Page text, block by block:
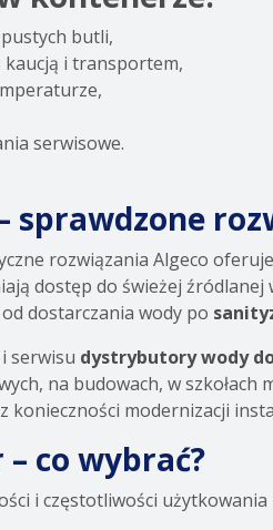
butli,
i transportem,
serwisowe.
sprawdzone
rozwiązania Algeco
dostęp do świeżej
dostarczania wody po
serwisu dystrybutory wody
na budowach, w
konieczności modernizacji
co wybrać?
i częstotliwości